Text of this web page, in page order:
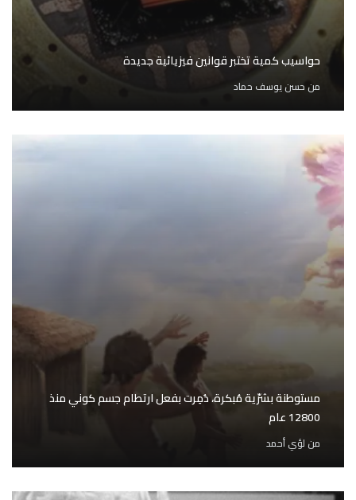
حواسيب كمية تختبر قوانين فيزيائية جديدة
منحسن يوسف حماد
مستوطنة بشرّية مُبكرة، دُمِرت بفعل ارتطام جسم كوني منذ
12800 عام
من لؤي أحمد